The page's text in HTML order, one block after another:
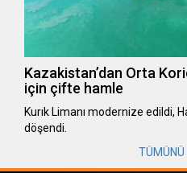
Kazakistan’dan Orta
için çifte hamle
Kurık Limanı modernize edildi,
döşendi.
TÜMÜNÜ